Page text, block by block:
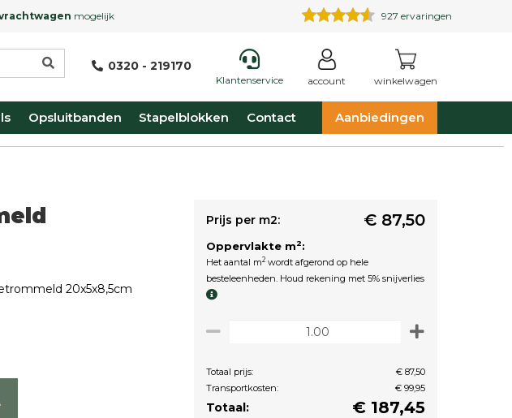
mogelijk 927 ervaringen
0320 - 219170
Klantenservice account winkelwagen
Opsluitbanden Stapelblokken Contact Aanbiedingen
20x5x8,5cm
Prijs per m2: € 87,50
Oppervlakte m2:
Het aantal m2 wordt afgerond op hele
besteleenheden. Houd rekening met 5% snijverlies
Totaal prijs:
€ 87,50
Transportkosten:
€ 99,95
Totaal: € 187,45